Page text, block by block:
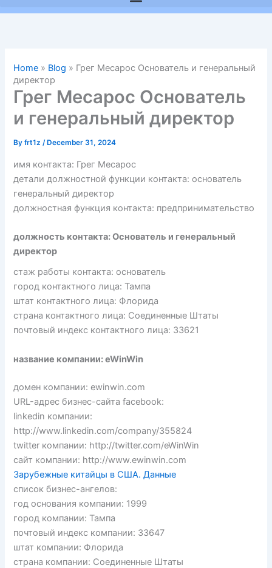
Home » Blog » Грег Месарос Основатель и генеральный
директор
Грег Месарос Основатель
и генеральный директор
Byfrt1z/ December 31, 2024
имя контакта: Грег Месарос
детали должностной функции контакта: основатель
генеральный директор
должностная функция контакта: предпринимательство
должность контакта: Основатель и генеральный
директор
стаж работы контакта: основатель
город контактного лица: Тампа
штат контактного лица: Флорида
страна контактного лица: Соединенные Штаты
почтовый индекс контактного лица: 33621
название компании: eWinWin
домен компании: ewinwin.com
URL-адрес бизнес-сайта facebook:
linkedin компании:
http://www.linkedin.com/company/355824
twitter компании: http://twitter.com/eWinWin
сайт компании: http://www.ewinwin.com
Зарубежные китайцы в США. Данные
список бизнес-ангелов:
год основания компании: 1999
город компании: Тампа
почтовый индекс компании: 33647
штат компании: Флорида
страна компании: Соединенные Штаты